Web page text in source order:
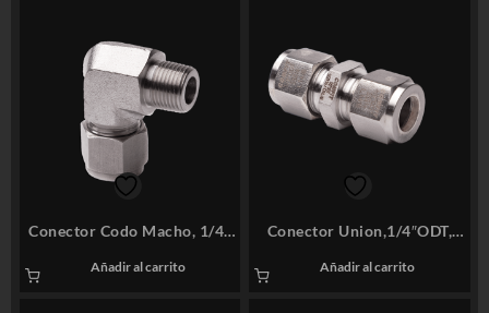
Conector Codo Macho, 1/4″
COMFIT P/N: 4CMED-4N
Añadir al carrito
Conector Union,1/4″ODT,
Añadir al carrito